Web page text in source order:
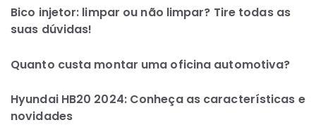
Bico injetor: limpar ou não limpar? Tire todas as
suas dúvidas!
Quanto custa montar uma oficina automotiva?
Hyundai HB20 2024: Conheça as características e
novidades